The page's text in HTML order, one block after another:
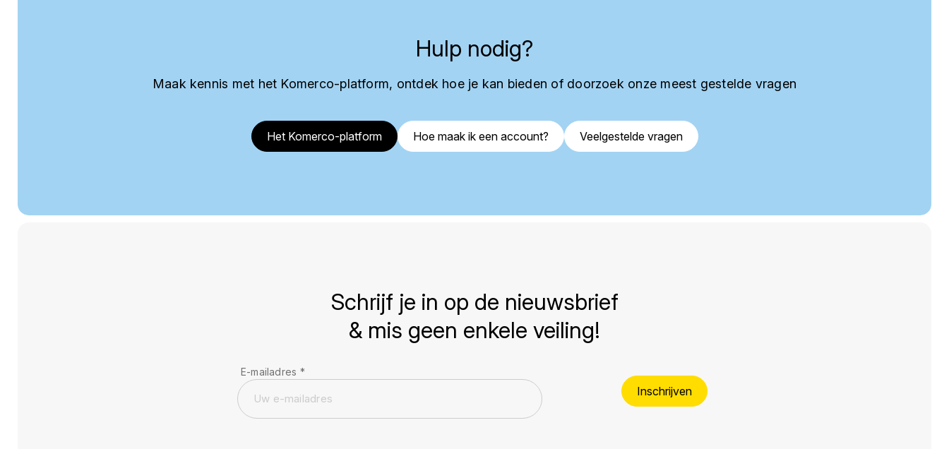
Hulp nodig?
Maak kennis met het Komerco-platform, ontdek hoe je kan bieden of doorzoek onze meest gestelde vragen
Het Komerco-platform Hoe maak ik een account? Veelgestelde vragen
Schrijf je in op de nieuwsbrief
& mis geen enkele veiling!
E-mailadres *
Inschrijven